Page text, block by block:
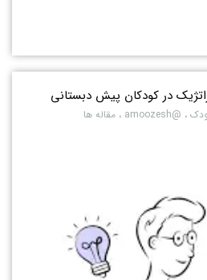
در کودکان پیش دبستانی
، @amoozesh ، مقاله ها